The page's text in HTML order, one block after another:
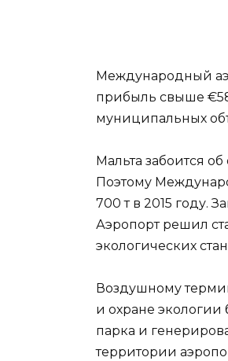
Международный
прибыль свыше
муниципальных
Мальта забоится
Поэтому
700 т в 2015 году.
Аэропорт решил
экологических
Воздушному
и охране экологии
парка и
территории